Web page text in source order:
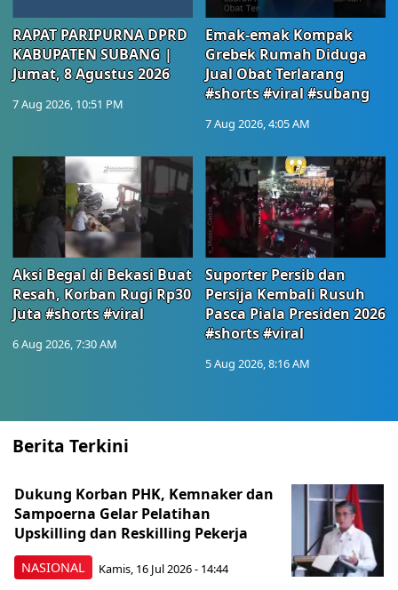
RAPAT PARIPURNA DPRD
KABUPATEN SUBANG |
Jumat, 8 Agustus 2026
7 Aug 2026, 10:51 PM
Emak-emak Kompak
Grebek Rumah Diduga
Jual Obat Terlarang
#shorts #viral #subang
7 Aug 2026, 4:05 AM
Aksi Begal di Bekasi Buat
Resah, Korban Rugi Rp30
Juta #shorts #viral
6 Aug 2026, 7:30 AM
Suporter Persib dan
Persija Kembali Rusuh
Pasca Piala Presiden 2026
#shorts #viral
5 Aug 2026, 8:16 AM
Berita Terkini
NASIONAL
Dukung Korban PHK, Kemnaker dan
Sampoerna Gelar Pelatihan
Upskilling dan Reskilling Pekerja
Kamis, 16 Jul 2026 - 14:44